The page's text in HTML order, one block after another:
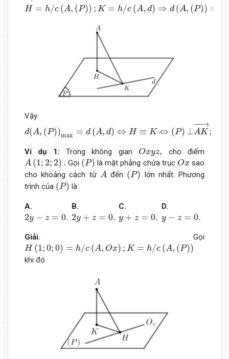
H = h/c (A, (P)) ; K = h/c (A, d) ⇒ d (A, (P)) =
H= c A (P) ;K=h c(A ⇒d (A,( )) A ;d (A d)=A
Vậy
d(A, (P))max = d (A, d) ⇔ H ≡ K ⇔ (P) ⊥
−
−→
AK ;
d (A (P))min
Ví dụ 1:Trong không gian Oxyz,
Ox cho điểm
A (1; 2; 2) .
A 1; 2;2 ). Gọi (P)
(P) là mặt phẳng chứa trục Ox
Ox
sao
cho khoảng cách từ A
Ađến (P)
(P)
lớn nhất. Phương
trình của (P)
(P) là
A.
2y − z = 0.
2y =0.
B.
2y + z = 0.
2y z =0.
C.
y + z = 0.
y+ z =0.
D.
y − z = 0.
y− =0.
Giải. Gọi
H (1;0;0) = h/c (A, Ox) ; K = h/c (A, (P))
H( 1;0;0)=h (A ,O x ); K=h/c A, )
khi đó